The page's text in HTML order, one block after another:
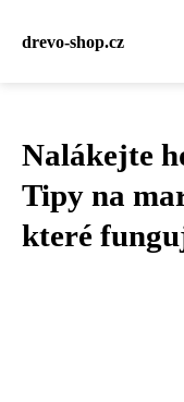
drevo-shop.cz
Nalákejte
Tipy na
které